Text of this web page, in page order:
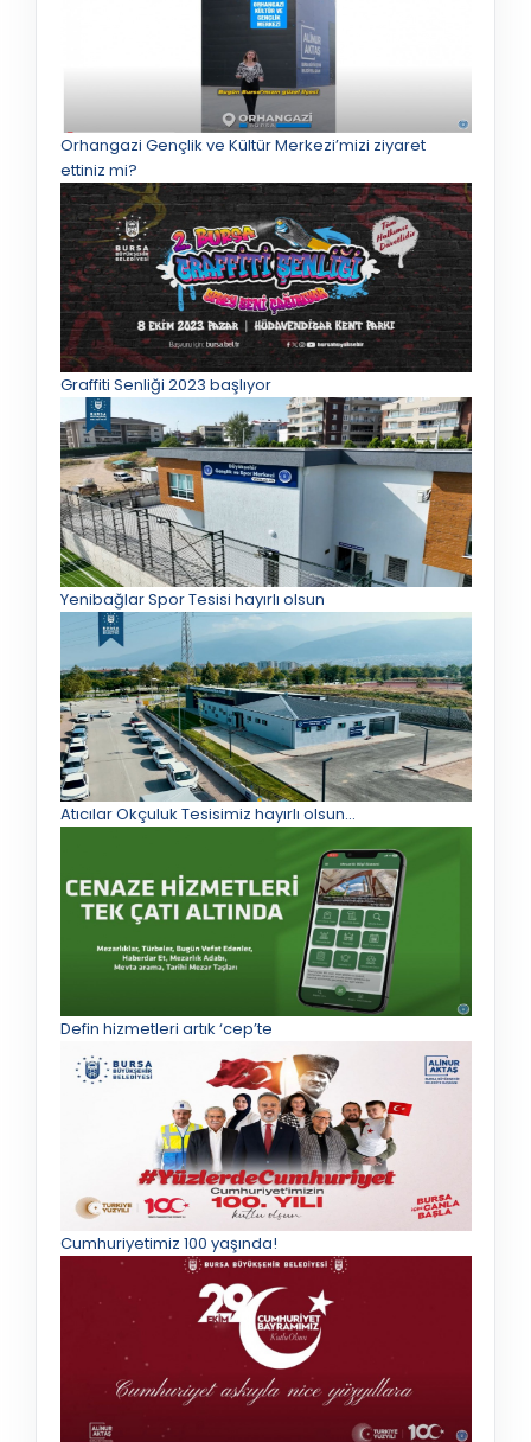
Orhangazi Gençlik ve Kültür Merkezi’mizi ziyaret
ettiniz mi?
Graffiti Senliği 2023 başlıyor
Yenibağlar Spor Tesisi hayırlı olsun
Atıcılar Okçuluk Tesisimiz hayırlı olsun...
Defin hizmetleri artık ‘cep’te
Cumhuriyetimiz 100 yaşında!